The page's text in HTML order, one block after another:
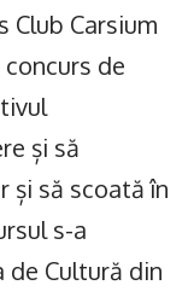
Club Carsium
de
și să
și să scoată în
s-a
de Cultură din